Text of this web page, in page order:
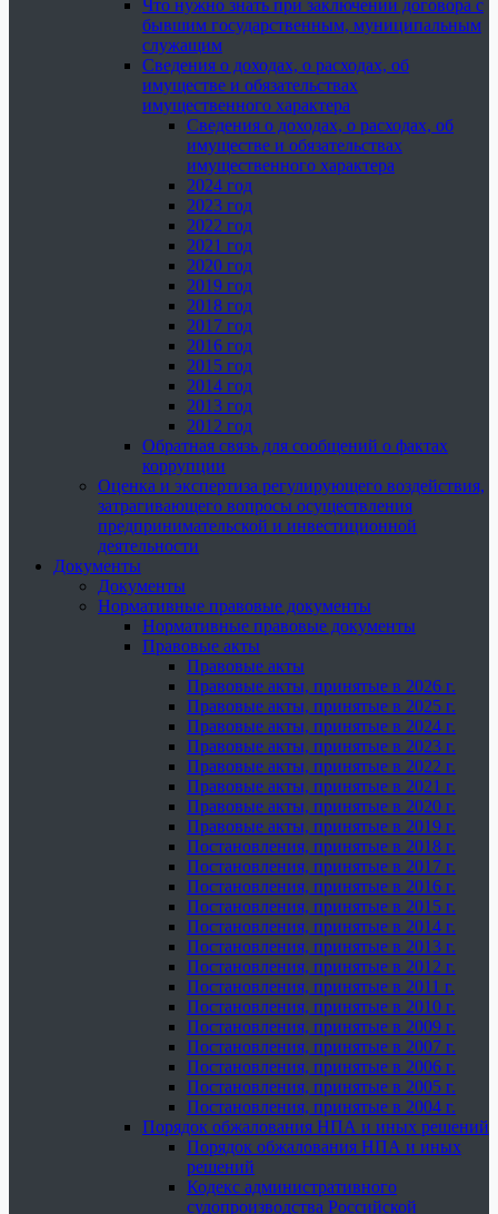
Что нужно знать при заключении договора с
бывшим государственным, муниципальным
служащим
Сведения о доходах, о расходах, об
имуществе и обязательствах
имущественного характера
Сведения о доходах, о расходах, об
имуществе и обязательствах
имущественного характера
2024 год
2023 год
2022 год
2021 год
2020 год
2019 год
2018 год
2017 год
2016 год
2015 год
2014 год
2013 год
2012 год
Обратная связь для сообщений о фактах
коррупции
Оценка и экспертиза регулирующего воздействия,
затрагивающего вопросы осуществления
предпринимательской и инвестиционной
деятельности
Документы
Документы
Нормативные правовые документы
Нормативные правовые документы
Правовые акты
Правовые акты
Правовые акты, принятые в 2026 г.
Правовые акты, принятые в 2025 г.
Правовые акты, принятые в 2024 г.
Правовые акты, принятые в 2023 г.
Правовые акты, принятые в 2022 г.
Правовые акты, принятые в 2021 г.
Правовые акты, принятые в 2020 г.
Правовые акты, принятые в 2019 г.
Постановления, принятые в 2018 г.
Постановления, принятые в 2017 г.
Постановления, принятые в 2016 г.
Постановления, принятые в 2015 г.
Постановления, принятые в 2014 г.
Постановления, принятые в 2013 г.
Постановления, принятые в 2012 г.
Постановления, принятые в 2011 г.
Постановления, принятые в 2010 г.
Постановления, принятые в 2009 г.
Постановления, принятые в 2007 г.
Постановления, принятые в 2006 г.
Постановления, принятые в 2005 г.
Постановления, принятые в 2004 г.
Порядок обжалования НПА и иных решений
Порядок обжалования НПА и иных
решений
Кодекс административного
судопроизводства Российской